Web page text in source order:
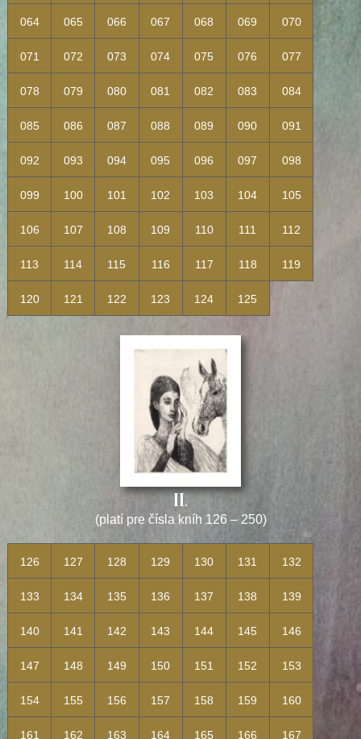
064 065 066 067 068 069 070
071 072 073 074 075 076 077
078 079 080 081 082 083 084
085 086 087 088 089 090 091
092 093 094 095 096 097 098
099 100 101 102 103 104 105
106 107 108 109 110 111 112
113 114 115 116 117 118 119
120 121 122 123 124 125
II.
(platí pre čísla kníh 126 – 250)
126 127 128 129 130 131 132
133 134 135 136 137 138 139
140 141 142 143 144 145 146
147 148 149 150 151 152 153
154 155 156 157 158 159 160
161 162 163 164 165 166 167